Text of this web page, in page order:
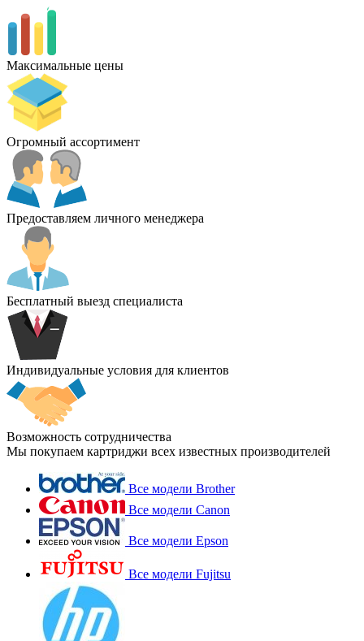
Максимальные цены
Огромный ассортимент
Предоставляем личного менеджера
Бесплатный выезд специалиста
Индивидуальные условия для клиентов
Возможность сотрудничества
Мы покупаем картриджи всех известных производителей
Все модели Brother
Все модели Canon
Все модели Epson
Все модели Fujitsu